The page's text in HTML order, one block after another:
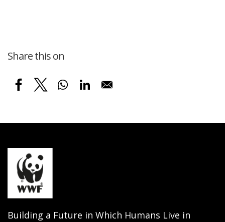
Share this on
Building a Future in Which Humans Live in